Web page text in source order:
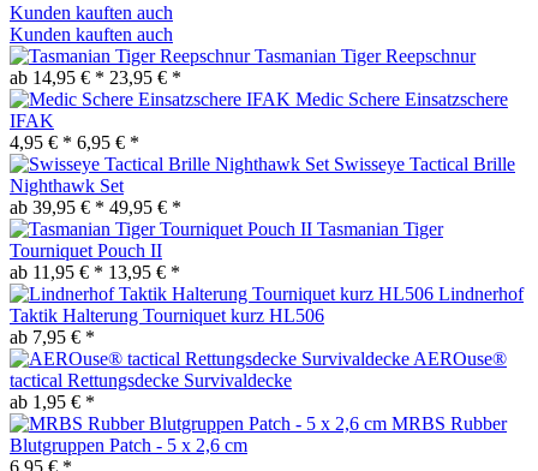
Kunden kauften auch
Kunden kauften auch
Tasmanian Tiger Reepschnur
ab 14,95 € * 23,95 € *
Medic Schere Einsatzschere
IFAK
4,95 € * 6,95 € *
Swisseye Tactical Brille
Nighthawk Set
ab 39,95 € * 49,95 € *
Tasmanian Tiger
Tourniquet Pouch II
ab 11,95 € * 13,95 € *
Lindnerhof
Taktik Halterung Tourniquet kurz HL506
ab 7,95 € *
AEROuse®
tactical Rettungsdecke Survivaldecke
ab 1,95 € *
MRBS Rubber
Blutgruppen Patch - 5 x 2,6 cm
6,95 € *